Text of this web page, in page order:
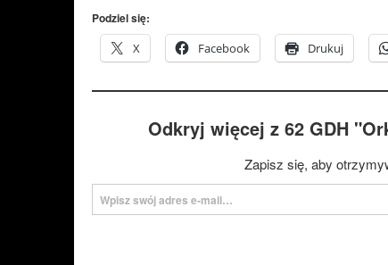
Podziel się:
X
Facebook Drukuj
Odkryj więcej z 62 GDH
Zapisz się, aby
Wpisz swój adres e-mail…